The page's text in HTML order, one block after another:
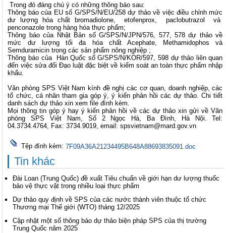
Trong đó đáng chú ý có những thông báo sau:
Thông báo của EU số G/SPS/N/EU/258 dự thảo về việc điều chỉnh mức
dư lượng hóa chất bromadiolone, etofenprox, paclobutrazol và
penconazole trong hàng hóa thực phẩm;
Thông báo của Nhật Bản số G/SPS/N/JPN/576, 577, 578 dự thảo về
mức dư lượng tối đa hóa chất Acephate, Methamidophos và
Semduramicin trong các sản phẩm nông nghiệp ;
Thông báo của Hàn Quốc số G/SPS/N/KOR/597, 598 dự thảo liên quan
đến việc sửa đổi Đạo luật đặc biệt về kiểm soát an toàn thực phẩm nhập
khẩu.
Văn phòng SPS Việt Nam kính đề nghị các cơ quan, doanh nghiệp, các
tổ chức, cá nhân tham gia góp ý, ý kiến phản hồi các dự thảo. Chi tiết
danh sách dự thảo xin xem file đính kèm.
Mọi thông tin góp ý hay ý kiến phản hồi về các dự thảo xin gửi về Văn
phòng SPS Việt Nam, Số 2 Ngọc Hà, Ba Đình, Hà Nội. Tel:
04.3734.4764, Fax: 3734.9019, email:spsvietnam@mard.gov.vn
Tệp đính kèm: 7F09A36A21234495B648A88693835091.doc
Tin khác
Đài Loan (Trung Quốc) đề xuất Tiêu chuẩn về giới hạn dư lượng thuốc
bảo vệ thực vật trong nhiều loại thực phẩm
Dự thảo quy định về SPS của các nước thành viên thuộc tổ chức
Thương mại Thế giới (WTO) tháng 12/2025
Cập nhật một số thông báo dự thảo biện pháp SPS của thị trường
Trung Quốc năm 2025